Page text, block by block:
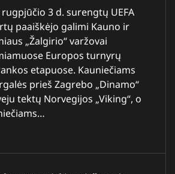
rugpjūčio 3 d. surengtų UEFA
paaiškėjo galimi Kauno ir
„Žalgirio“ varžovai
Europos turnyrų
etapuose. Kauniečiams
prieš Zagrebo „Dinamo“
tektų Norvegijos „Viking“, o